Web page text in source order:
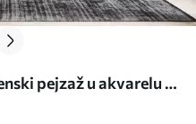
pejzaž u akvarelu sa